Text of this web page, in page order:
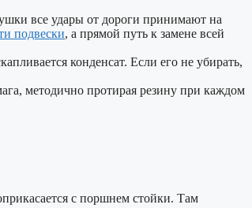
все удары от дороги принимают на
подвески, а прямой путь к замене всей
конденсат. Если его не убирать,
методично протирая резину при каждом
с поршнем стойки. Там